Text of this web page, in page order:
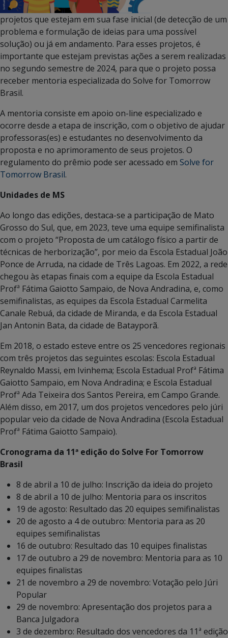
projetos que estejam em sua fase inicial (de detecção de um
problema e formulação de ideias para uma possível
solução) ou já em andamento. Para esses projetos, é
importante que estejam previstas ações a serem realizadas
no segundo semestre de 2024, para que o projeto possa
receber mentoria especializada do Solve for Tomorrow
Brasil.
A mentoria consiste em apoio on-line especializado e
ocorre desde a etapa de inscrição, com o objetivo de ajudar
professoras(es) e estudantes no desenvolvimento da
proposta e no aprimoramento de seus projetos. O
regulamento do prêmio pode ser acessado em Solve for
Tomorrow Brasil.
Unidades de MS
Ao longo das edições, destaca-se a participação de Mato
Grosso do Sul, que, em 2023, teve uma equipe semifinalista
com o projeto “Proposta de um catálogo físico a partir de
técnicas de herborização”, por meio da Escola Estadual João
Ponce de Arruda, na cidade de Três Lagoas. Em 2022, a rede
chegou às etapas finais com a equipe da Escola Estadual
Profª Fátima Gaiotto Sampaio, de Nova Andradina, e, como
semifinalistas, as equipes da Escola Estadual Carmelita
Canale Rebuá, da cidade de Miranda, e da Escola Estadual
Jan Antonin Bata, da cidade de Batayporã.
Em 2018, o estado esteve entre os 25 vencedores regionais
com três projetos das seguintes escolas: Escola Estadual
Reynaldo Massi, em Ivinhema; Escola Estadual Profª Fátima
Gaiotto Sampaio, em Nova Andradina; e Escola Estadual
Profª Ada Teixeira dos Santos Pereira, em Campo Grande.
Além disso, em 2017, um dos projetos vencedores pelo júri
popular veio da cidade de Nova Andradina (Escola Estadual
Profª Fátima Gaiotto Sampaio).
Cronograma da 11ª edição do Solve For Tomorrow
Brasil
8 de abril a 10 de julho: Inscrição da ideia do projeto
8 de abril a 10 de julho: Mentoria para os inscritos
19 de agosto: Resultado das 20 equipes semifinalistas
20 de agosto a 4 de outubro: Mentoria para as 20
equipes semifinalistas
16 de outubro: Resultado das 10 equipes finalistas
17 de outubro a 29 de novembro: Mentoria para as 10
equipes finalistas
21 de novembro a 29 de novembro: Votação pelo Júri
Popular
29 de novembro: Apresentação dos projetos para a
Banca Julgadora
3 de dezembro: Resultado dos vencedores da 11ª edição